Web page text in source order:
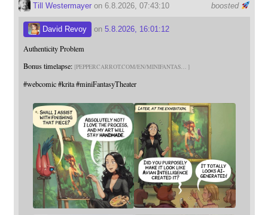
boosted
Till Westermayeron 6.8.2026, 07:43:10
David Revoy on 5.8.2026, 16:01:12
Authenticity Problem
Bonus timelapse: PEPPERCARROT.COM/EN/MINIFANTAS
#webcomic #krita #miniFantasyTheater